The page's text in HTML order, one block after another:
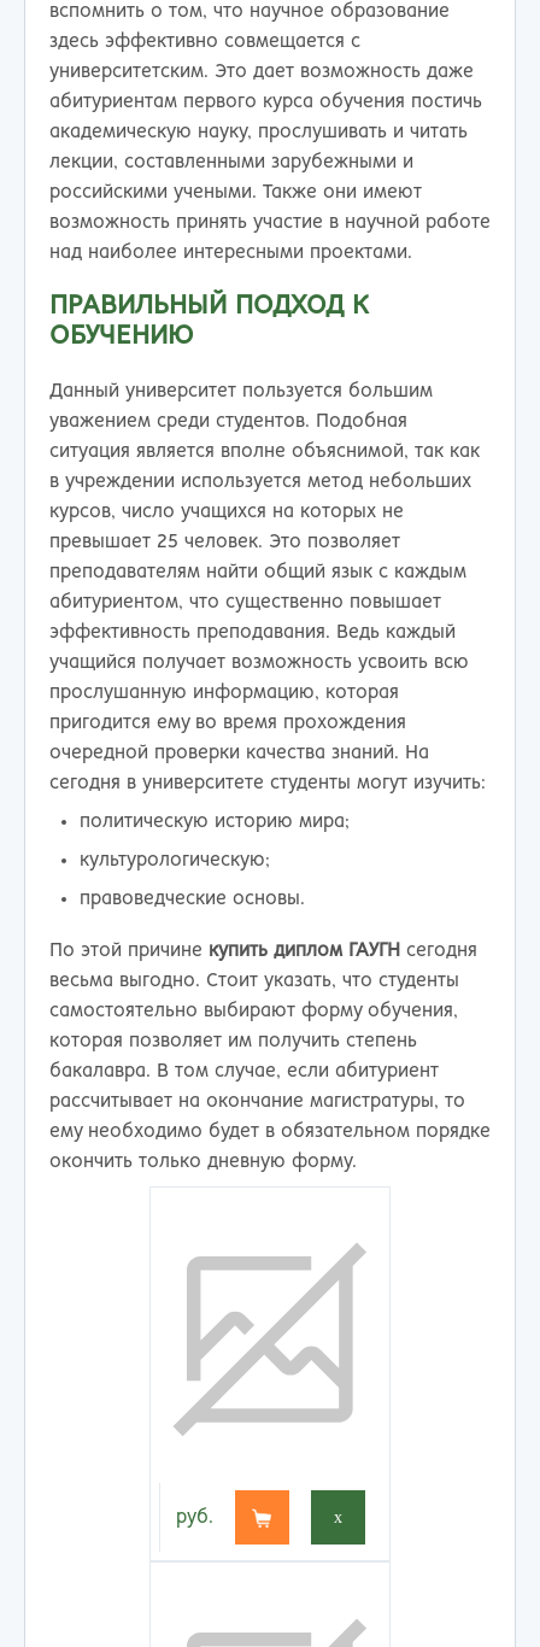
вспомнить о том, что научное образование
здесь эффективно совмещается с
университетским. Это дает возможность даже
абитуриентам первого курса обучения постичь
академическую науку, прослушивать и читать
лекции, составленными зарубежными и
российскими учеными. Также они имеют
возможность принять участие в научной работе
над наиболее интересными проектами.
ПРАВИЛЬНЫЙ ПОДХОД К
ОБУЧЕНИЮ
Данный университет пользуется большим
уважением среди студентов. Подобная
ситуация является вполне объяснимой, так как
в учреждении используется метод небольших
курсов, число учащихся на которых не
превышает 25 человек. Это позволяет
преподавателям найти общий язык с каждым
абитуриентом, что существенно повышает
эффективность преподавания. Ведь каждый
учащийся получает возможность усвоить всю
прослушанную информацию, которая
пригодится ему во время прохождения
очередной проверки качества знаний. На
сегодня в университете студенты могут изучить:
политическую историю мира;
культурологическую;
правоведческие основы.
По этой причине купить диплом ГАУГН сегодня
весьма выгодно. Стоит указать, что студенты
самостоятельно выбирают форму обучения,
которая позволяет им получить степень
бакалавра. В том случае, если абитуриент
рассчитывает на окончание магистратуры, то
ему необходимо будет в обязательном порядке
окончить только дневную форму.
руб. x